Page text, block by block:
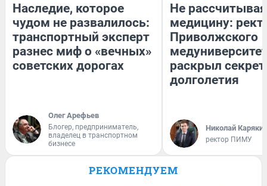
Наследие, которое
чудом не развалилось:
транспортный эксперт
разнес миф о «вечных»
советских дорогах
Олег Арефьев
Блогер, предприниматель,
владелец в транспортном
бизнесе
Не
медицину:
Приволжского
раскрыл
долголетия
Николай Карякин
ректор ПИМУ
РЕКОМЕНДУЕМ